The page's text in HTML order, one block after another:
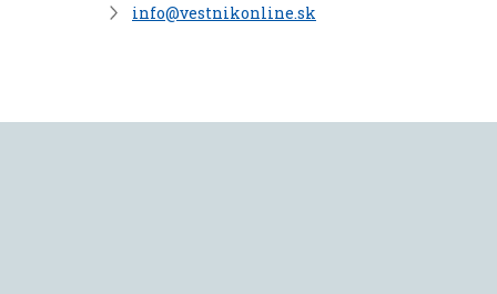
info@vestnikonline.sk